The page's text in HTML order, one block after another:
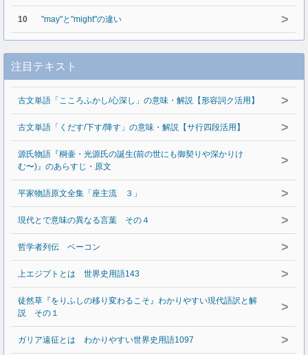
10 "may"と"might"の違い >
注目テキスト
古文単語「こころふかし/心深し」の意味・解説【形容詞ク活用】 >
古文単語「くだす/下す/降す」の意味・解説【サ行四段活用】 >
源氏物語『桐壷・光源氏の誕生(前の世にも御契りや深かりけ
む〜)』のあらすじ・原文
>
平家物語原文全集「座主流 ３」 >
現代とで意味の異なる言葉 その４ >
哲学者列伝 ベーコン >
上エジプトとは 世界史用語143 >
徒然草『をりふしの移り変わるこそ』わかりやすい現代語訳と解
説 その１
>
ガリア遠征とは わかりやすい世界史用語1097 >